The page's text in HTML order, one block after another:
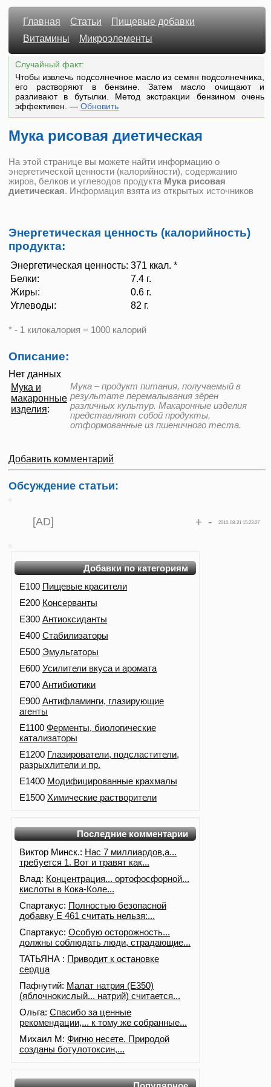
Главная Статьи
Пищевые добавки
Витамины
Микроэлементы
Случайный факт:
Чтобы извлечь подсолнечное масло из семян подсолнечника,
его растворяют в бензине. Затем масло очищают и
разливают в бутылки. Метод экстракции бензином очень
эффективен. — Обновить
Мука рисовая диетическая
На этой странице вы можете найти информацию о
энергетической ценности (калорийности), содержанию
жиров, белков и углеводов продукта Мука рисовая
диетическая. Информация взята из открытых источников
Энергетическая ценность (калорийность)
продукта:
Энергетическая ценность: 371 ккал. *
Белки:
7.4 г.
Жиры:
0.6 г.
Углеводы:
82 г.
* - 1 килокалория = 1000 калорий
Описание:
Нет данных
Мука и
макаронные
изделия:
Мука – продукт питания, получаемый в
результате перемалывания зёрен
различных культур. Макаронные изделия
представляют собой продукты,
отформованные из пшеничного теста.
Добавить комментарий
Обсуждение статьи:
[AD] 2010-08-21 15:23:27
+ -
Добавки по категориям
E100 Пищевые красители
E200 Консерванты
E300 Антиоксиданты
E400 Стабилизаторы
E500 Эмульгаторы
E600 Усилители вкуса и аромата
E700 Антибиотики
E900 Антифламинги, глазирующие
агенты
E1100 Ферменты, биологические
катализаторы
E1200 Глазирователи, подсластители,
разрыхлители и пр.
E1400 Модифицированные крахмалы
E1500 Химические растворители
Последние комментарии
Виктор Минск.: Нас 7 миллиардов,а...
требуется 1. Вот и травят как...
Влад: Концентрация... ортофосфорной...
кислоты в Кока-Коле...
Спартакус: Полностью безопасной
добавку Е 461 считать нельзя:...
Спартакус: Особую осторожность...
должны соблюдать люди, страдающие...
ТАТЬЯНА : Приводит к остановке
сердца
Пафнутий: Малат натрия (E350)
(яблочнокислый... натрий) считается...
Ольга: Спасибо за ценные
рекомендации,... к тому же собранные...
Михаил М: Фигню несете. Природой
созданы ботулотоксин,...